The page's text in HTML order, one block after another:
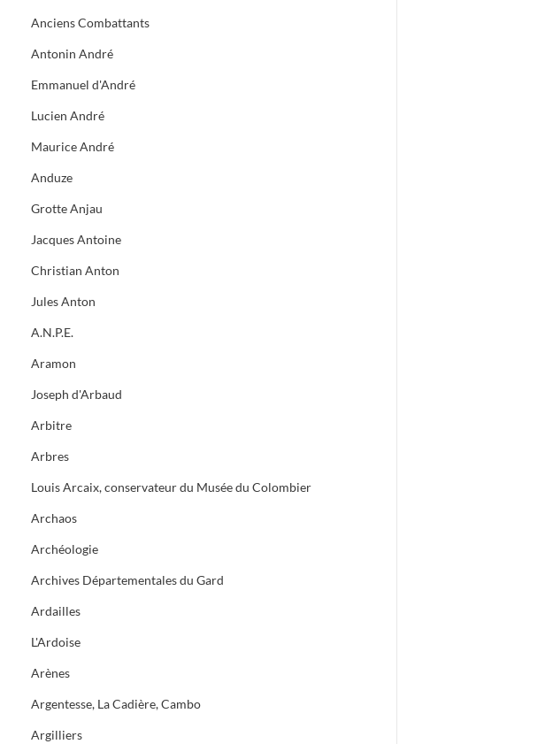
Anciens Combattants
Antonin André
Emmanuel d'André
Lucien André
Maurice André
Anduze
Grotte Anjau
Jacques Antoine
Christian Anton
Jules Anton
A.N.P.E.
Aramon
Joseph d'Arbaud
Arbitre
Arbres
Louis Arcaix, conservateur du Musée du Colombier
Archaos
Archéologie
Archives Départementales du Gard
Ardailles
L'Ardoise
Arènes
Argentesse, La Cadière, Cambo
Argilliers